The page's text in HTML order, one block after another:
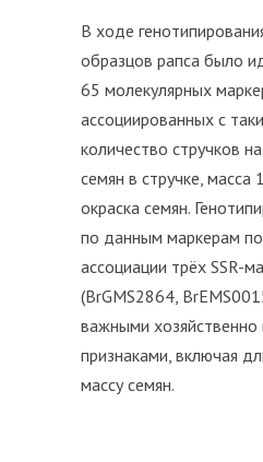
В ходе
образцов рапса было
65 молекулярных
ассоциированных с
количество стручков
семян в стручке, масса
окраска семян.
по данным маркерам
ассоциации трёх SSR-
(BrGMS2864,
важными
признаками, включая
массу семян.